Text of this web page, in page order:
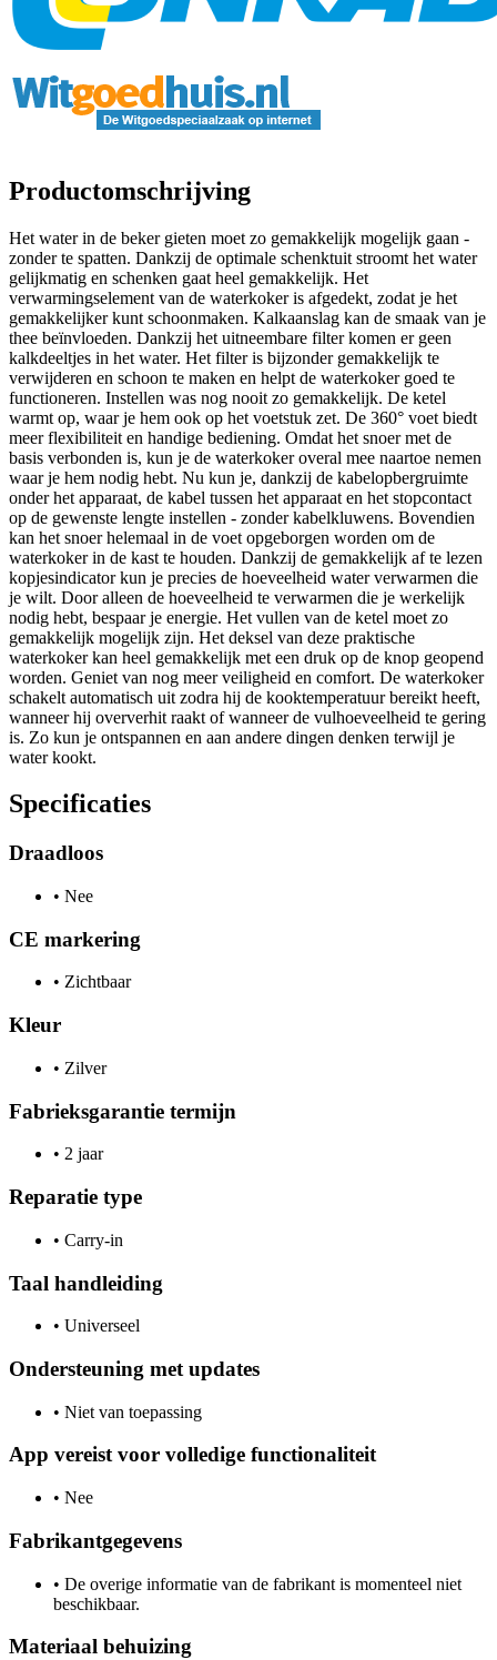
Productomschrijving
Het water in de beker gieten moet zo gemakkelijk mogelijk gaan -
zonder te spatten. Dankzij de optimale schenktuit stroomt het water
gelijkmatig en schenken gaat heel gemakkelijk. Het
verwarmingselement van de waterkoker is afgedekt, zodat je het
gemakkelijker kunt schoonmaken. Kalkaanslag kan de smaak van je
thee beïnvloeden. Dankzij het uitneembare filter komen er geen
kalkdeeltjes in het water. Het filter is bijzonder gemakkelijk te
verwijderen en schoon te maken en helpt de waterkoker goed te
functioneren. Instellen was nog nooit zo gemakkelijk. De ketel
warmt op, waar je hem ook op het voetstuk zet. De 360° voet biedt
meer flexibiliteit en handige bediening. Omdat het snoer met de
basis verbonden is, kun je de waterkoker overal mee naartoe nemen
waar je hem nodig hebt. Nu kun je, dankzij de kabelopbergruimte
onder het apparaat, de kabel tussen het apparaat en het stopcontact
op de gewenste lengte instellen - zonder kabelkluwens. Bovendien
kan het snoer helemaal in de voet opgeborgen worden om de
waterkoker in de kast te houden. Dankzij de gemakkelijk af te lezen
kopjesindicator kun je precies de hoeveelheid water verwarmen die
je wilt. Door alleen de hoeveelheid te verwarmen die je werkelijk
nodig hebt, bespaar je energie. Het vullen van de ketel moet zo
gemakkelijk mogelijk zijn. Het deksel van deze praktische
waterkoker kan heel gemakkelijk met een druk op de knop geopend
worden. Geniet van nog meer veiligheid en comfort. De waterkoker
schakelt automatisch uit zodra hij de kooktemperatuur bereikt heeft,
wanneer hij oververhit raakt of wanneer de vulhoeveelheid te gering
is. Zo kun je ontspannen en aan andere dingen denken terwijl je
water kookt.
Specificaties
Draadloos
• Nee
CE markering
• Zichtbaar
Kleur
• Zilver
Fabrieksgarantie termijn
• 2 jaar
Reparatie type
• Carry-in
Taal handleiding
• Universeel
Ondersteuning met updates
• Niet van toepassing
App vereist voor volledige functionaliteit
• Nee
Fabrikantgegevens
• De overige informatie van de fabrikant is momenteel niet
beschikbaar.
Materiaal behuizing